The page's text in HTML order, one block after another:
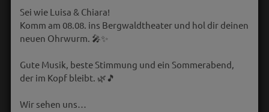
Sei wie Luisa & Chiara!
Komm am 08.08. ins Bergwaldtheater und hol dir deinen
neuen Ohrwurm. 🎤✨
Gute Musik, beste Stimmung und ein Sommerabend,
der im Kopf bleibt. 🌿🎵
Wir sehen uns…